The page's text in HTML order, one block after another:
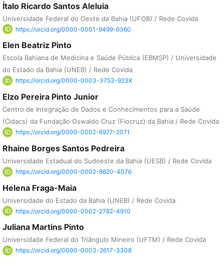
Ítalo Ricardo Santos Aleluia
Universidade Federal do Oeste da Bahia (UFOB) / Rede Covida
https://orcid.org/0000-0001-9499-6360
Elen Beatriz Pinto
Escola Bahiana de Medicina e Saúde Pública (EBMSP) / Universidade
do Estado da Bahia (UNEB) / Rede Covida
https://orcid.org/0000-0003-3753-923X
Elzo Pereira Pinto Junior
Centro de Integração de Dados e Conhecimentos para a Saúde
(Cidacs) da Fundação Oswaldo Cruz (Fiocruz) da Bahia / Rede Covida
https://orcid.org/0000-0002-6977-2071
Rhaine Borges Santos Pedreira
Universidade Estadual do Sudoeste da Bahia (UESB) / Rede Covida
https://orcid.org/0000-0002-8620-4076
Helena Fraga-Maia
Universidade do Estado da Bahia (UNEB) / Rede Covida
https://orcid.org/0000-0002-2782-4910
Juliana Martins Pinto
Universidade Federal do Triângulo Mineiro (UFTM) / Rede Covida
https://orcid.org/0000-0003-2617-3308